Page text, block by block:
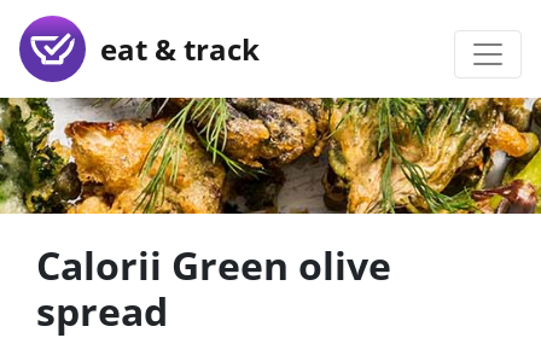
eat & track
Calorii Green olive
spread